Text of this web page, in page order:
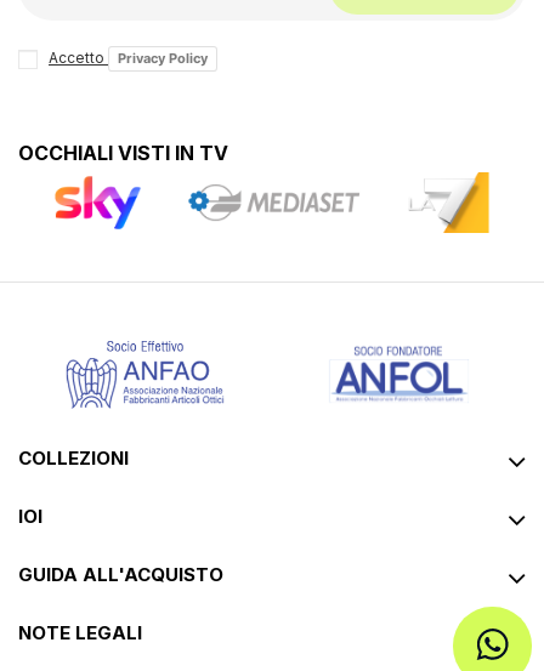
Accetto Privacy Policy
OCCHIALI VISTI IN TV
COLLEZIONI
IOI
GUIDA ALL'ACQUISTO
NOTE LEGALI